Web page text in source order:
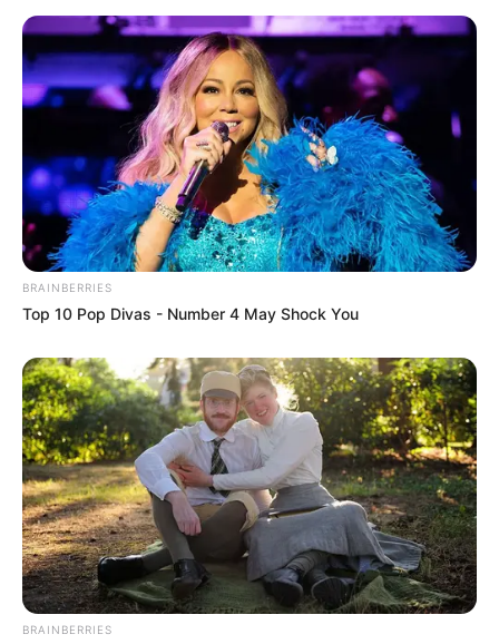
BRAINBERRIES
Top 10 Pop Divas - Number 4 May Shock You
BRAINBERRIES